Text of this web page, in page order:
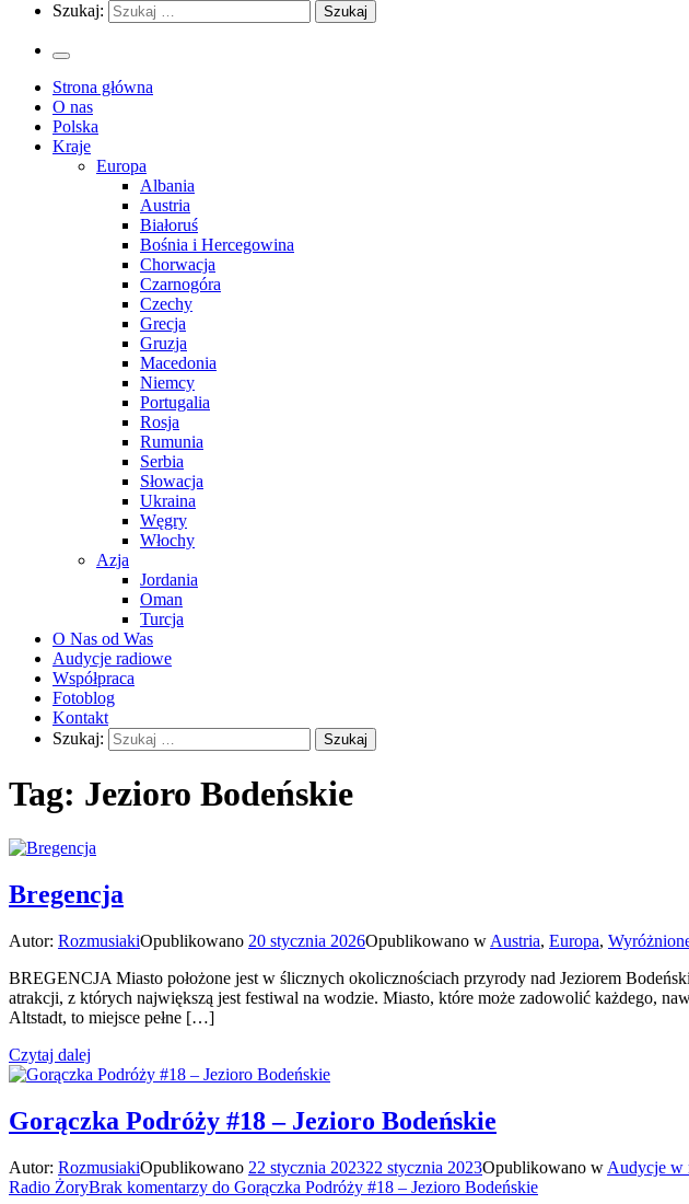
Szukaj:
Strona główna
O nas
Polska
Kraje
Europa
Albania
Austria
Białoruś
Bośnia i Hercegowina
Chorwacja
Czarnogóra
Czechy
Grecja
Gruzja
Macedonia
Niemcy
Portugalia
Rosja
Rumunia
Serbia
Słowacja
Ukraina
Węgry
Włochy
Azja
Jordania
Oman
Turcja
O Nas od Was
Audycje radiowe
Współpraca
Fotoblog
Kontakt
Szukaj:
Tag: Jezioro Bodeńskie
Bregencja
Autor: RozmusiakiOpublikowano 20 stycznia 2026Opublikowano w Austria, Europa,
BREGENCJA Miasto położone jest w ślicznych okolicznościach przyrody nad Jeziorem
atrakcji, z których największą jest festiwal na wodzie. Miasto, które może zadowolić każdego,
Altstadt, to miejsce pełne […]
Czytaj dalej
Gorączka Podróży #18 – Jezioro Bodeńskie
Autor: RozmusiakiOpublikowano 22 stycznia 202322 stycznia 2023Opublikowano w Audycje w
Radio ŻoryBrak komentarzy do Gorączka Podróży #18 – Jezioro Bodeńskie